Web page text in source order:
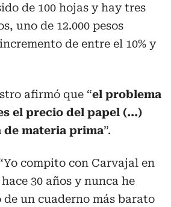
de 100 hojas y hay tres
uno de 12.000 pesos
de entre el 10% y
afirmó que “el problema
el precio del papel (...)
de materia prima”.
compito con Carvajal en
30 años y nunca he
un cuaderno más barato